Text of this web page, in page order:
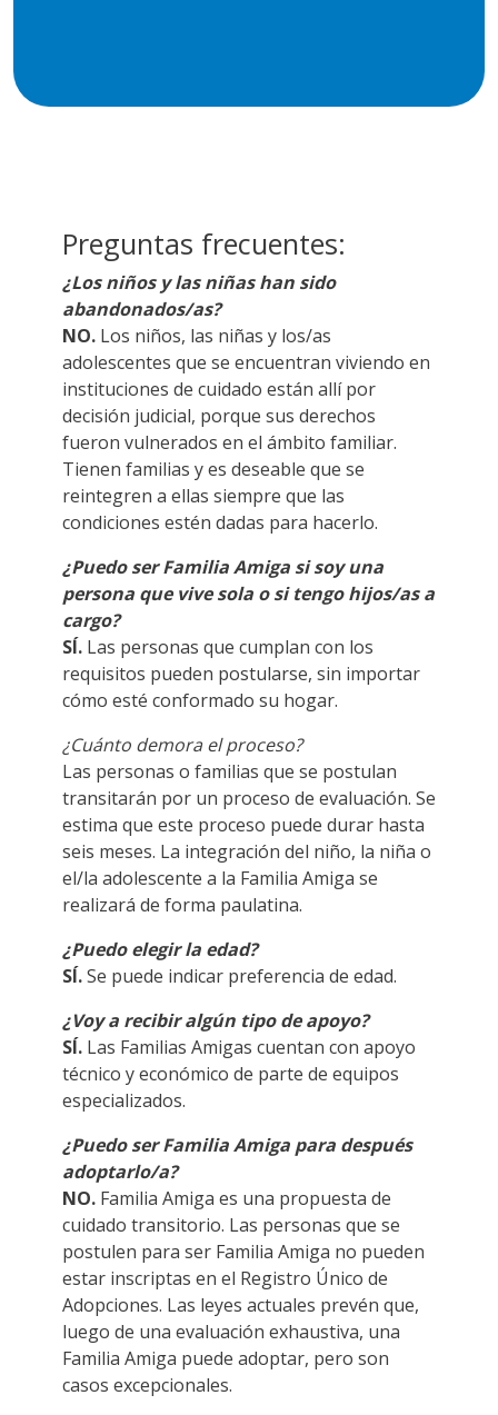
Preguntas frecuentes:
¿Los niños y las niñas han sido
abandonados/as?
NO. Los niños, las niñas y los/as
adolescentes que se encuentran viviendo en
instituciones de cuidado están allí por
decisión judicial, porque sus derechos
fueron vulnerados en el ámbito familiar.
Tienen familias y es deseable que se
reintegren a ellas siempre que las
condiciones estén dadas para hacerlo.
¿Puedo ser Familia Amiga si soy una
persona que vive sola o si tengo hijos/as a
cargo?
SÍ. Las personas que cumplan con los
requisitos pueden postularse, sin importar
cómo esté conformado su hogar.
¿Cuánto demora el proceso?
Las personas o familias que se postulan
transitarán por un proceso de evaluación. Se
estima que este proceso puede durar hasta
seis meses. La integración del niño, la niña o
el/la adolescente a la Familia Amiga se
realizará de forma paulatina.
¿Puedo elegir la edad?
SÍ.Se puede indicar preferencia de edad.
¿Voy a recibir algún tipo de apoyo?
SÍ. Las Familias Amigas cuentan con apoyo
técnico y económico de parte de equipos
especializados.
¿Puedo ser Familia Amiga para después
adoptarlo/a?
NO. Familia Amiga es una propuesta de
cuidado transitorio. Las personas que se
postulen para ser Familia Amiga no pueden
estar inscriptas en el Registro Único de
Adopciones. Las leyes actuales prevén que,
luego de una evaluación exhaustiva, una
Familia Amiga puede adoptar, pero son
casos excepcionales.